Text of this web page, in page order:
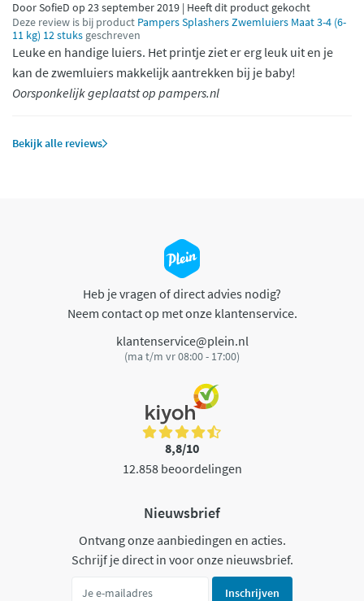
Door SofieD op 23 september 2019 | Heeft dit product gekocht
Deze review is bij product Pampers Splashers Zwemluiers Maat 3-4 (6-
11 kg) 12 stuks geschreven
Leuke en handige luiers. Het printje ziet er erg leuk uit en je
kan de zwemluiers makkelijk aantrekken bij je baby!
Oorsponkelijk geplaatst op pampers.nl
Bekijk alle reviews
Heb je vragen of direct advies nodig?
Neem contact op met onze klantenservice.
klantenservice@plein.nl
(ma t/m vr 08:00 - 17:00)
8,8/10
12.858 beoordelingen
Nieuwsbrief
Ontvang onze aanbiedingen en acties.
Schrijf je direct in voor onze nieuwsbrief.
Inschrijven